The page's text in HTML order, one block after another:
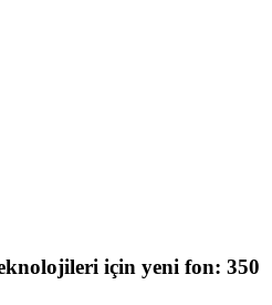
için yeni fon: 350